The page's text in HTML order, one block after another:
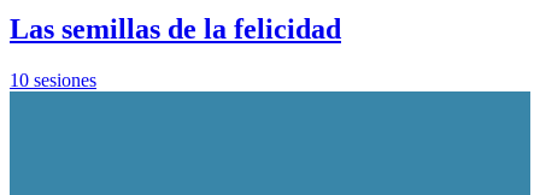
Las semillas de la felicidad
10 sesiones